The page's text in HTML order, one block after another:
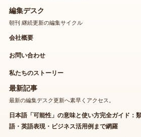
編集デスク
朝刊 継続更新の編集サイクル
会社概要
お問い合わせ
私たちのストーリー
最新記事
最新の編集デスク更新へ素早くアクセス。
日本語「可能性」の意味と使い方完全ガイド：
語・英語表現・ビジネス活用例まで網羅